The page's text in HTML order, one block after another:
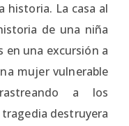
historia. La casa al
de una niña
en una excursión a
mujer vulnerable
a los
tragedia destruyera